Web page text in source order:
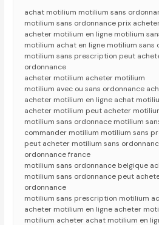
achat motilium motilium sans
motilium sans ordonnance prix
acheter motilium en ligne motilium
motilium achat en ligne motilium sans
motilium sans prescription peut
ordonnance
acheter motilium acheter motilium
motilium avec ou sans ordonnance
acheter motilium en ligne achat
acheter motilium peut acheter
motilium sans ordonnace motilium
commander motilium motilium sans
peut acheter motilium sans
ordonnance france
motilium sans ordonnance belgique
motilium sans ordonnance peut
ordonnance
motilium sans prescription motilium
acheter motilium en ligne acheter
motilium acheter achat motilium en